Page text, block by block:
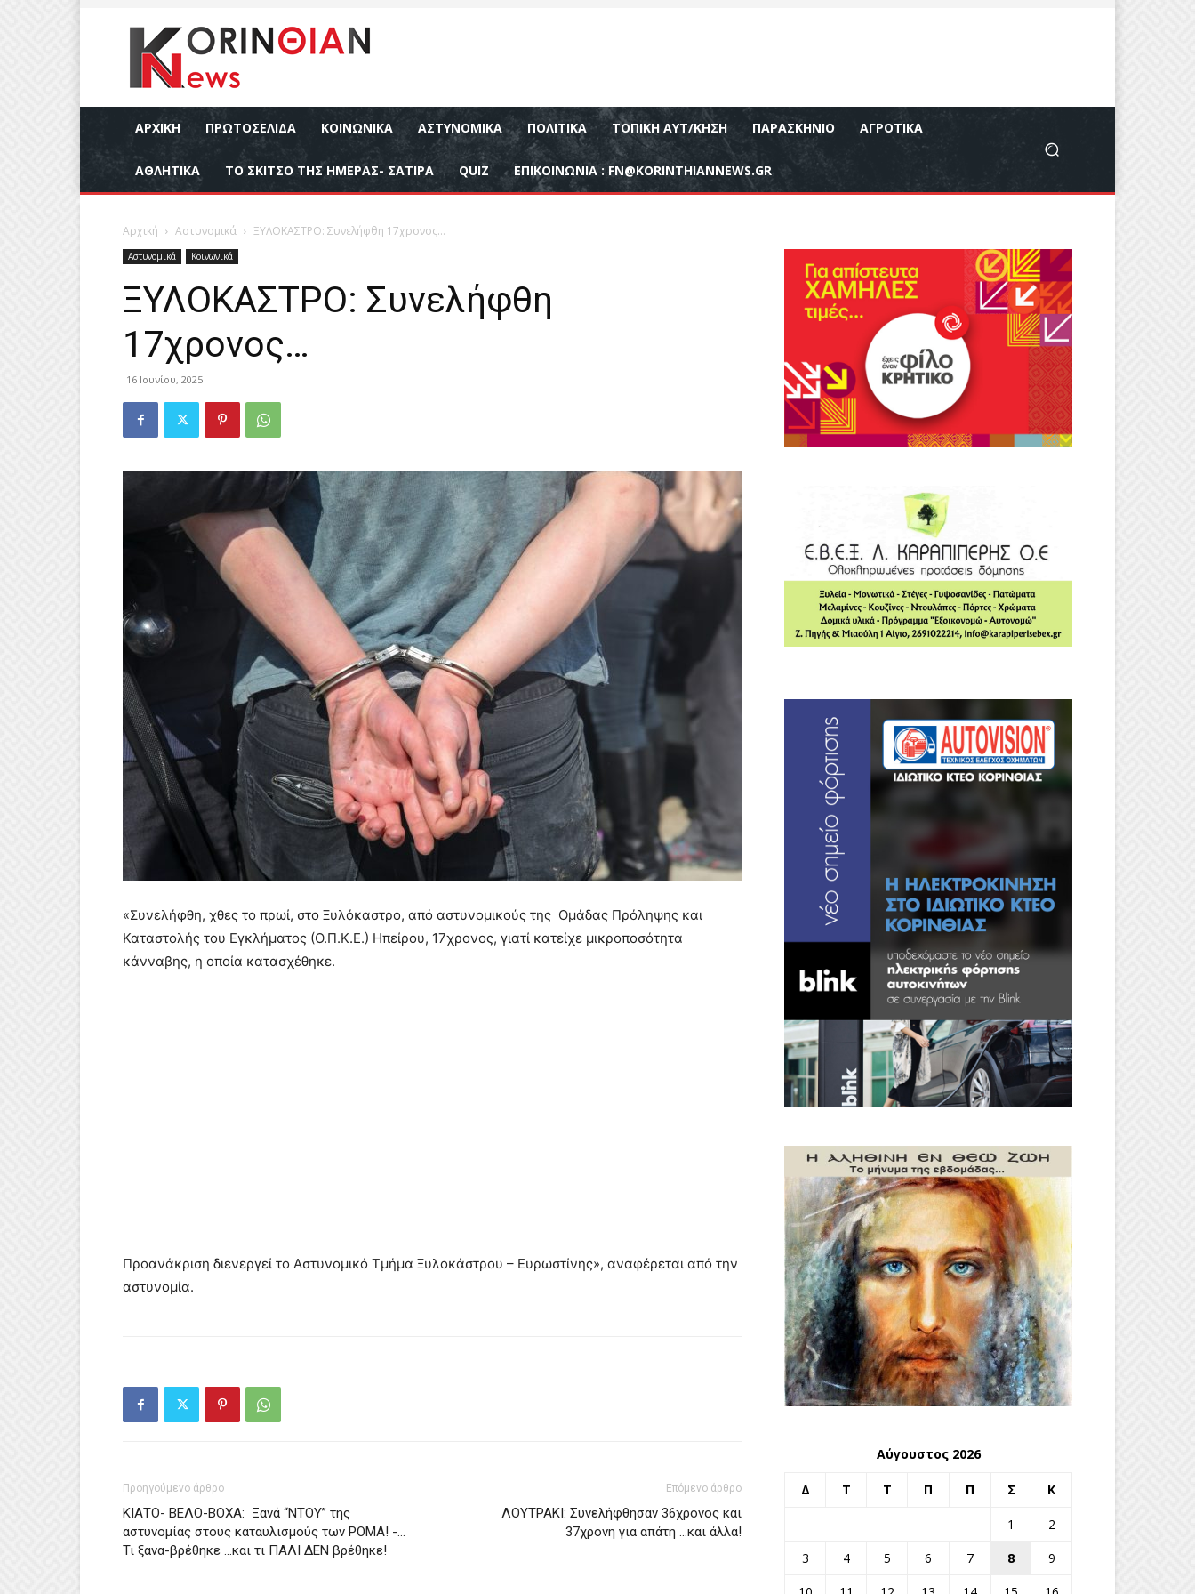
ΑΡΧΙΚΉ ΠΡΩΤΟΣΕΛΙΔΑ ΚΟΙΝΩΝΙΚΆ ΑΣΤΥΝΟΜΙΚΆ ΠΟΛΙΤΙΚΆ ΤΟΠΙΚΉ ΑΥΤ/ΚΗΣΗ ΠΑΡΑΣΚΉΝΙΟ ΑΓΡΟΤΙΚΆ
ΑΘΛΗΤΙΚΆ ΤΟ ΣΚΙΤΣΟ ΤΗΣ ΗΜΕΡΑΣ- ΣΑΤΙΡΑ QUIZ ΕΠΙΚΟΙΝΩΝΊΑ : FN@KORINTHIANNEWS.GR
Αρχική Αστυνομικά ΞΥΛΟΚΑΣΤΡΟ: Συνελήφθη 17χρονος…
Αστυνομικά Κοινωνικά
ΞΥΛΟΚΑΣΤΡΟ: Συνελήφθη
17χρονος…
16 Ιουνίου, 2025
«Συνελήφθη, χθες το πρωί, στο Ξυλόκαστρο, από αστυνομικούς της Ομάδας Πρόληψης και
Καταστολής του Εγκλήματος (Ο.Π.Κ.Ε.) Ηπείρου, 17χρονος, γιατί κατείχε μικροποσότητα
κάνναβης, η οποία κατασχέθηκε.
Προανάκριση διενεργεί το Αστυνομικό Τμήμα Ξυλοκάστρου – Ευρωστίνης», αναφέρεται από την
αστυνομία.
Προηγούμενο άρθρο
ΚΙΑΤΟ- ΒΕΛΟ-ΒΟΧΑ: Ξανά “ΝΤΟΥ” της
αστυνομίας στους καταυλισμούς των ΡΟΜΑ! -…
Τι ξανα-βρέθηκε …και τι ΠΑΛΙ ΔΕΝ βρέθηκε!
Επόμενο άρθρο
ΛΟΥΤΡΑΚΙ: Συνελήφθησαν 36χρονος και
37χρονη για απάτη …και άλλα!
Αύγουστος 2026
Δ Τ Τ Π Π Σ Κ
1
2
3
4 5 6 7 8
9